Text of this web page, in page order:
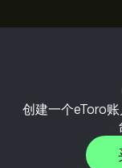
创建一个eToro